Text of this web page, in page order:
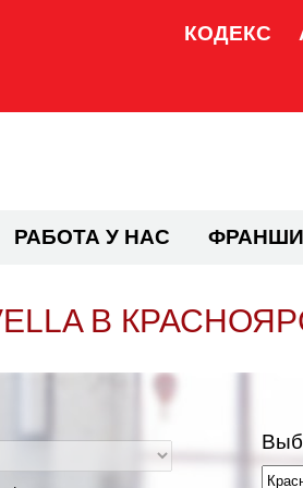
КОДЕКС
РАБОТА У НАС
В